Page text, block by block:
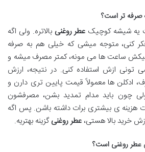
صرفه تر است؟
یه شیشه کوچیک عطر روغنی بالاتره. ولی اگه
کنی، متوجه میشی که خیلی هم به صرفه
ساعت ها می مونه، کمتر مصرف میشه و
تونی ازش استفاده کنی. در نتیجه، ارزش
ادکلن ها معمولاً قیمت پایین تری دارن و
چون باید مدام تمدید بشن، مصرفشون
هزینه ی بیشتری برات داشته باشن. پس اگه
خرید بالا هستی، عطر روغنیگزینه بهتریه.
عطر روغنی است؟